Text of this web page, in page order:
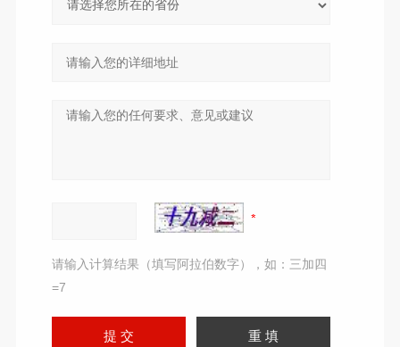
请输入计算结果（填写阿拉伯数字），如：三加四
=7